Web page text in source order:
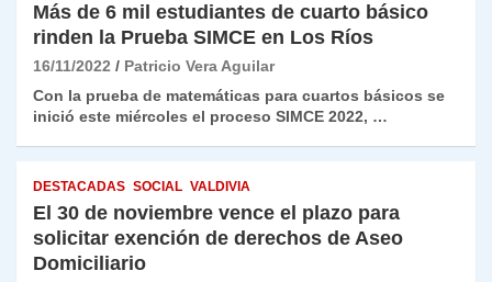
Más de 6 mil estudiantes de cuarto básico
rinden la Prueba SIMCE en Los Ríos
16/11/2022
Patricio Vera Aguilar
Con la prueba de matemáticas para cuartos básicos se
inició este miércoles el proceso SIMCE 2022, …
DESTACADAS SOCIAL VALDIVIA
El 30 de noviembre vence el plazo para
solicitar exención de derechos de Aseo
Domiciliario